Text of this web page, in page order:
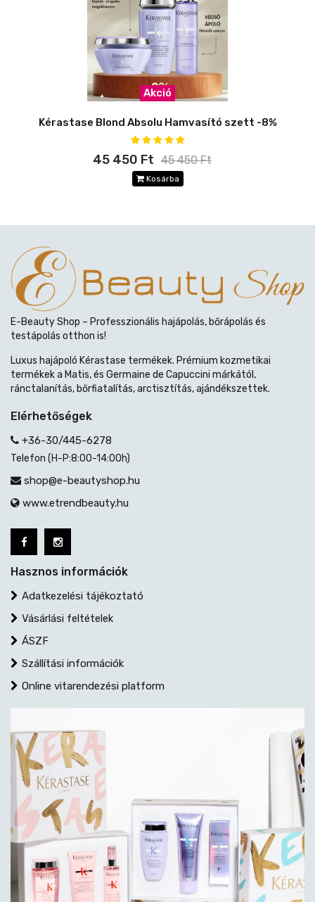
Akció
Kérastase Blond Absolu Hamvasító szett -8%
45 450 Ft 45 450 Ft
Kosárba
E-Beauty Shop – Professzionális hajápolás, bőrápolás és
testápolás otthon is!
Luxus hajápoló Kérastase termékek. Prémium kozmetikai
termékek a Matis, és Germaine de Capuccini márkától,
ránctalanítás, bőrfiatalítás, arctisztítás, ajándékszettek.
Elérhetőségek
+36-30/445-6278
Telefon (H-P:8:00-14:00h)
shop@e-beautyshop.hu
www.etrendbeauty.hu
Hasznos információk
Adatkezelési tájékoztató
Vásárlási feltételek
ÁSZF
Szállítási információk
Online vitarendezési platform